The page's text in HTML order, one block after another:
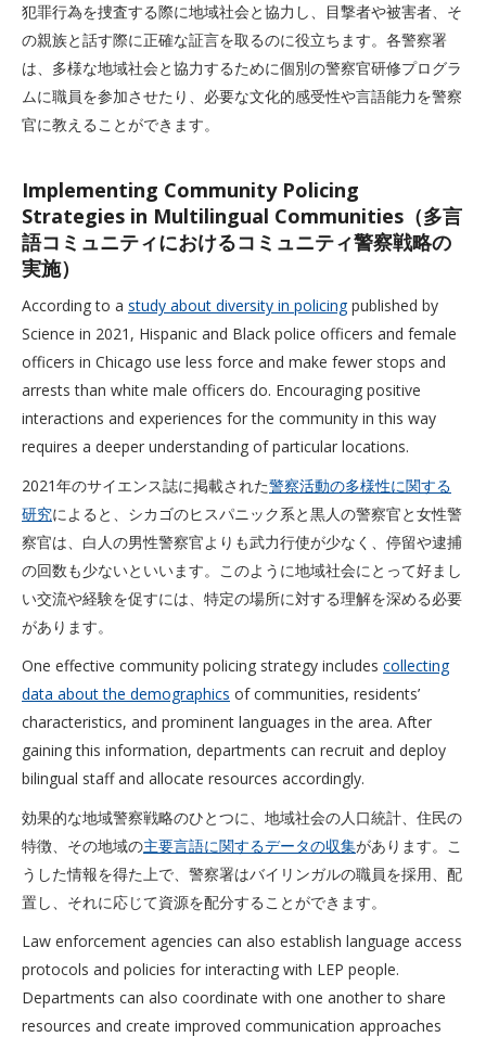
犯罪行為を捜査する際に地域社会と協力し、目撃者や被害者、そ
の親族と話す際に正確な証言を取るのに役立ちます。各警察署
は、多様な地域社会と協力するために個別の警察官研修プログラ
ムに職員を参加させたり、必要な文化的感受性や言語能力を警察
官に教えることができます。
Implementing Community Policing
Strategies in Multilingual Communities（多言
語コミュニティにおけるコミュニティ警察戦略の
実施）
According to a study about diversity in policingpublished by
Science in 2021, Hispanic and Black police officers and female
officers in Chicago use less force and make fewer stops and
arrests than white male officers do. Encouraging positive
interactions and experiences for the community in this way
requires a deeper understanding of particular locations.
2021年のサイエンス誌に掲載された警察活動の多様性に関する
研究によると、シカゴのヒスパニック系と黒人の警察官と女性警
察官は、白人の男性警察官よりも武力行使が少なく、停留や逮捕
の回数も少ないといいます。このように地域社会にとって好まし
い交流や経験を促すには、特定の場所に対する理解を深める必要
があります。
One effective community policing strategy includes collecting
data about the demographics of communities, residents’
characteristics, and prominent languages in the area. After
gaining this information, departments can recruit and deploy
bilingual staff and allocate resources accordingly.
効果的な地域警察戦略のひとつに、地域社会の人口統計、住民の
特徴、その地域の主要言語に関するデータの収集があります。こ
うした情報を得た上で、警察署はバイリンガルの職員を採用、配
置し、それに応じて資源を配分することができます。
Law enforcement agencies can also establish language access
protocols and policies for interacting with LEP people.
Departments can also coordinate with one another to share
resources and create improved communication approaches